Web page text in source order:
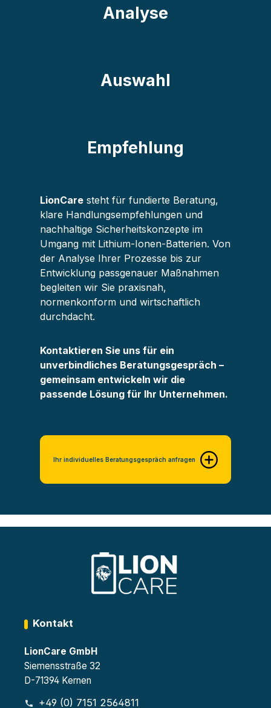
Analyse
Auswahl
Empfehlung
LionCaresteht für fundierte Beratung,
klare Handlungsempfehlungen und
nachhaltige Sicherheitskonzepte im
Umgang mit Lithium-Ionen-Batterien. Von
der Analyse Ihrer Prozesse bis zur
Entwicklung passgenauer Maßnahmen
begleiten wir Sie praxisnah,
normenkonform und wirtschaftlich
durchdacht.
Kontaktieren Sie uns für ein
unverbindliches Beratungsgespräch –
gemeinsam entwickeln wir die
passende Lösung für Ihr Unternehmen.
Ihr individuelles Beratungsgespräch anfragen
Kontakt
LionCare GmbH
Siemensstraße 32
D-71394 Kernen
+49 (0) 7151 2564811